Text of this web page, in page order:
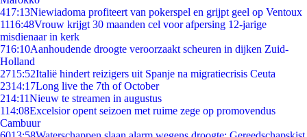
417:13Niewiadoma profiteert van pokerspel en grijpt geel op Ventoux
1116:48Vrouw krijgt 30 maanden cel voor afpersing 12-jarige
misdienaar in kerk
716:10Aanhoudende droogte veroorzaakt scheuren in dijken Zuid-
Holland
2715:52Italië hindert reizigers uit Spanje na migratiecrisis Ceuta
2314:17Long live the 7th of October
214:11Nieuw te streamen in augustus
114:08Excelsior opent seizoen met ruime zege op promovendus
Cambuur